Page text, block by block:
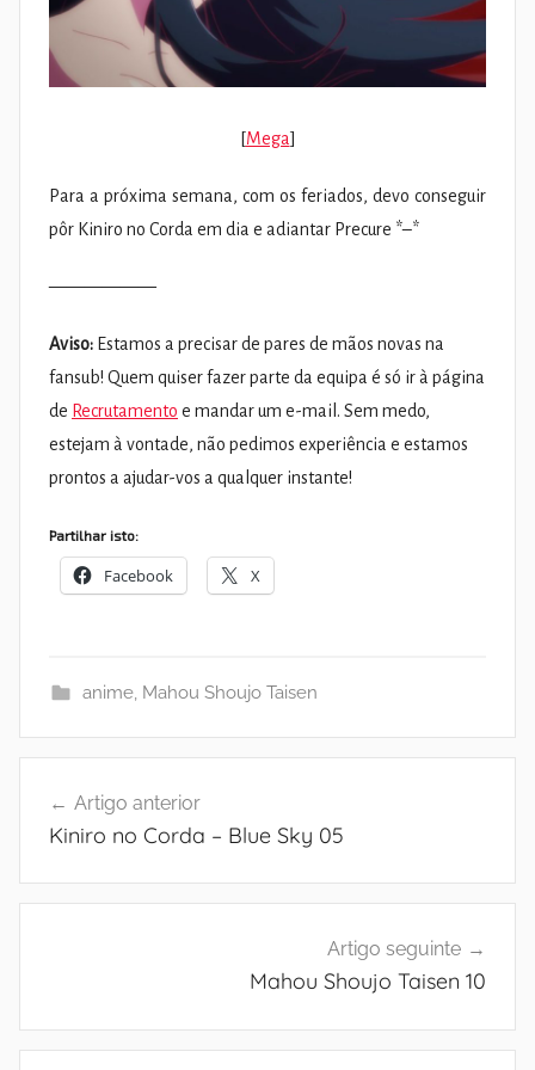
[Mega]
Para a próxima semana, com os feriados, devo conseguir
pôr Kiniro no Corda em dia e adiantar Precure *–*
——————
Aviso: Estamos a precisar de pares de mãos novas na
fansub! Quem quiser fazer parte da equipa é só ir à página
de Recrutamento e mandar um e-mail. Sem medo,
estejam à vontade, não pedimos experiência e estamos
prontos a ajudar-vos a qualquer instante!
Partilhar isto:
Facebook X
anime, Mahou Shoujo Taisen
de
Artigo anterior
Kiniro no Corda – Blue Sky 05
Artigo seguinte
Mahou Shoujo Taisen 10